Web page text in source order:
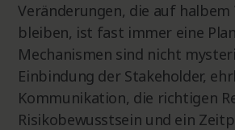
Veränderungen, die auf halbem
bleiben, ist fast immer eine
Mechanismen sind nicht
Einbindung der Stakeholder,
Kommunikation, die richtigen
Risikobewusstsein und ein